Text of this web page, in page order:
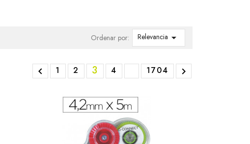
Ordenar por: Relevancia 
 1 2 3 4 1704 